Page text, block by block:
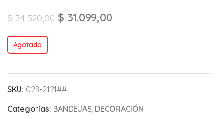
$34.520,00 $ 31.099,00
Agotado
SKU: 028-2121##
Categorías: BANDEJAS, DECORACIÓN